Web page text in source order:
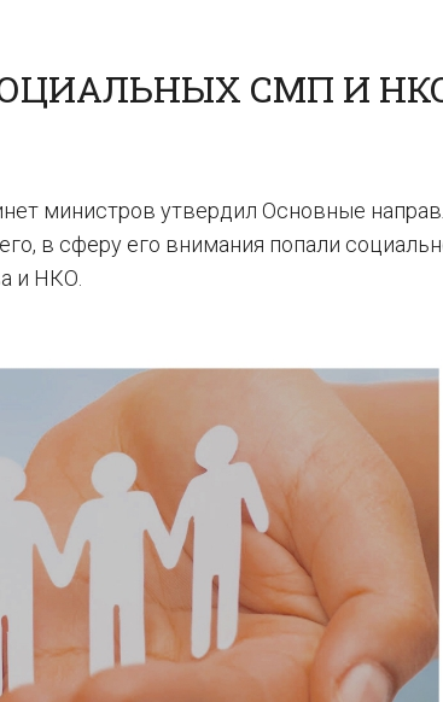
СМП И
министров утвердил Основные
в сферу его внимания попали
и НКО.